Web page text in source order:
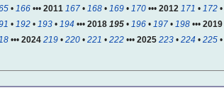
• 166••• 2011 167• 168• 169• 170••• 2012 171 • 172•
• 192• 193• 194••• 2018 195• 196• 197• 198••• 2019
••• 2024 219• 220• 221 • 222••• 2025 223• 224• 225•